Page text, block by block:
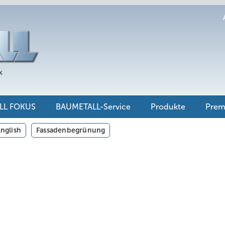
FOKUS BAUMETALL-Service Produkte
Fassadenbegrünung